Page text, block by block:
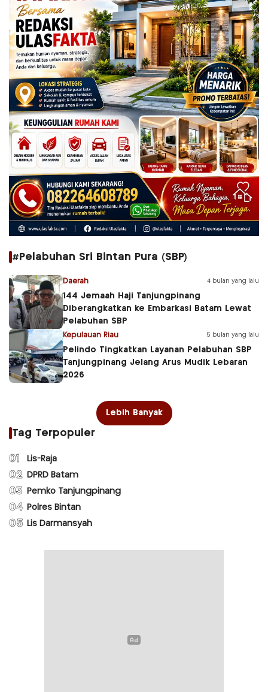
#Pelabuhan Sri Bintan Pura (SBP)
Daerah 4 bulan yang lalu
144 Jemaah Haji Tanjungpinang
Diberangkatkan ke Embarkasi Batam Lewat
Pelabuhan SBP
Kepulauan Riau 5 bulan yang lalu
Pelindo Tingkatkan Layanan Pelabuhan SBP
Tanjungpinang Jelang Arus Mudik Lebaran
2026
Lebih Banyak
Tag Terpopuler
01 Lis-Raja
02 DPRD Batam
03 Pemko Tanjungpinang
04 Polres Bintan
05 Lis Darmansyah